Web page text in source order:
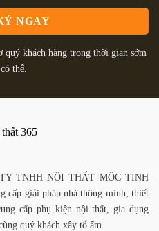
khách hàng trong thời gian sớm
thể.
TNHH NỘI THẤT MỘC TINH
cấp giải pháp nhà thông minh, thiết
cấp phụ kiện nội thất, gia dụng
quý khách xây tổ ấm.